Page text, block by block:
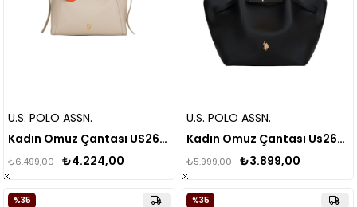
U.S. POLO ASSN.
Kadın Omuz Çantası US26181
₺4.224,00
₺6.499,00
U.S. POLO ASSN.
Kadın Omuz Çantası Us26201
₺3.899,00
₺5.999,00
%35 %35